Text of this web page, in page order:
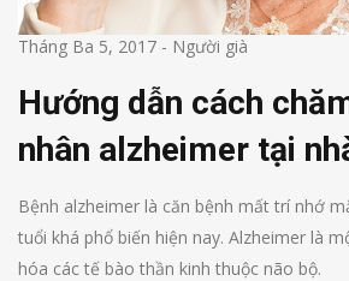
Tháng Ba 5, 2017 - Người già
Hướng dẫn cách
nhân alzheimer tại
Bệnh alzheimer là căn bệnh mất trí nhớ
tuổi khá phổ biến hiện nay. Alzheimer là
hóa các tế bào thần kinh thuộc não bộ.